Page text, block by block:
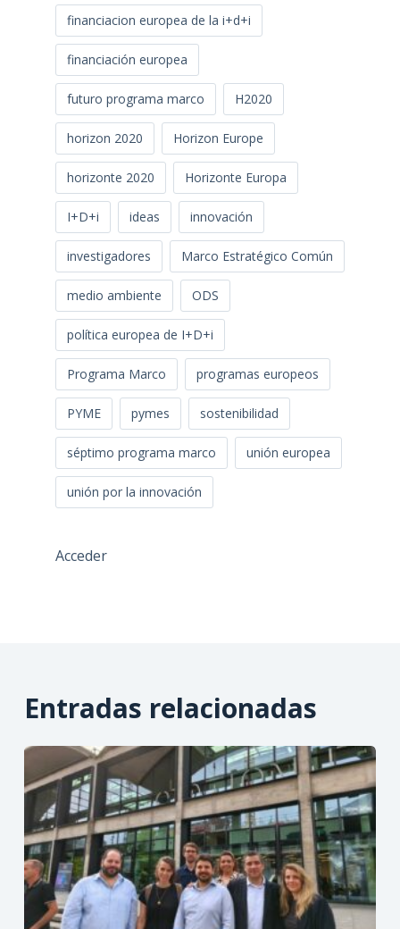
financiacion europea de la i+d+i
financiación europea
futuro programa marco H2020
horizon 2020 Horizon Europe
horizonte 2020 Horizonte Europa
I+D+i ideas innovación
investigadores Marco Estratégico Común
medio ambiente ODS
política europea de I+D+i
Programa Marco programas europeos
PYME pymes sostenibilidad
séptimo programa marco unión europea
unión por la innovación
Acceder
Entradas relacionadas